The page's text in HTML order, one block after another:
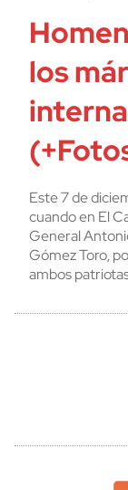
los
Este 7 de
cuando en El
General
Gómez Toro,
ambos